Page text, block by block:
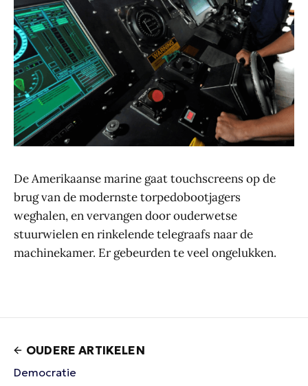
De Amerikaanse marine gaat touchscreens op de
brug van de modernste torpedobootjagers
weghalen, en vervangen door ouderwetse
stuurwielen en rinkelende telegraafs naar de
machinekamer. Er gebeurden te veel ongelukken.
OUDERE ARTIKELEN
Democratie